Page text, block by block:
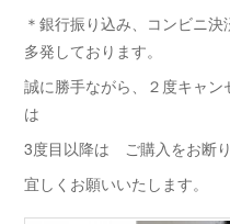
＊銀行振り込み、コンビニ
多発しております。
誠に勝手ながら、２度キャ
は
3度目以降は ご購入をお断り
宜しくお願いいたします。